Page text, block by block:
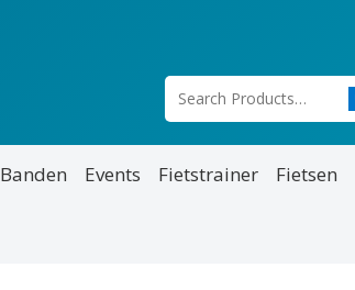
Banden Events Fietstrainer Fietsen